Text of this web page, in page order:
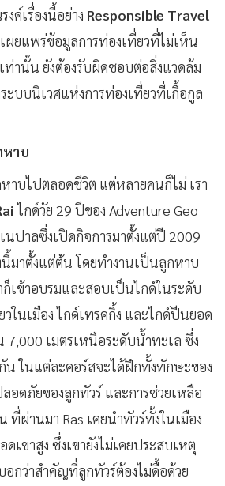
ค์เรื่องนี้อย่าง Responsible Travel
ผยแพร่ข้อมูลการท่องเที่ยวที่ไม่เห็น
ท่านั้น ยังต้องรับผิดชอบต่อสิ่งแวดล้ม
บบนิเวศแห่งการท่องเที่ยวที่เกื้อกูล
หาบ
าบไปตลอดชีวิต แต่หลายคนก็ไม่ เรา
ไกด์วัย 29 ปีของ Adventure Geo
นปาลซึ่งเปิดกิจการมาตั้งแต่ปี 2009
มาตั้งแต่ต้น โดยทำงานเป็นลูกหาบ
เข้าอบรมและสอบเป็นไกด์ในระดับ
ในเมือง ไกด์เทรคกิ้ง และไกด์ปีนยอด
7,000 เมตรเหนือระดับน้ำทะเล ซึ่ง
น ในแต่ละคอร์สจะได้ฝึกทั้งทักษะของ
อดภัยของลูกทัวร์ และการช่วยเหลือ
ที่ผ่านมา Ras เคยนำทัวร์ทั้งในเมือง
เขาสูง ซึ่งเขายังไม่เคยประสบเหตุ
อกว่าสำคัญที่ลูกทัวร์ต้องไม่ดื้อด้วย